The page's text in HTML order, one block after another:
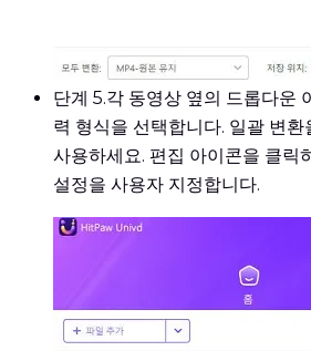
단계 5.각 동영상 옆의 드롭다운
력 형식을 선택합니다. 일괄 변
사용하세요. 편집 아이콘을 클릭
설정을 사용자 지정합니다.